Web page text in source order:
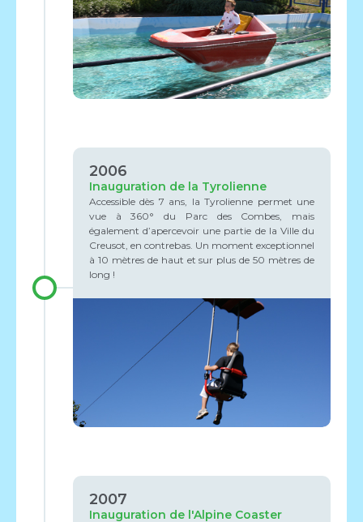
2006
Inauguration de la Tyrolienne
Accessible dès 7 ans, la Tyrolienne permet une
vue à 360° du Parc des Combes, mais
également d’apercevoir une partie de la Ville du
Creusot, en contrebas. Un moment exceptionnel
à 10 mètres de haut et sur plus de 50 mètres de
long !
2007
Inauguration de l'Alpine Coaster